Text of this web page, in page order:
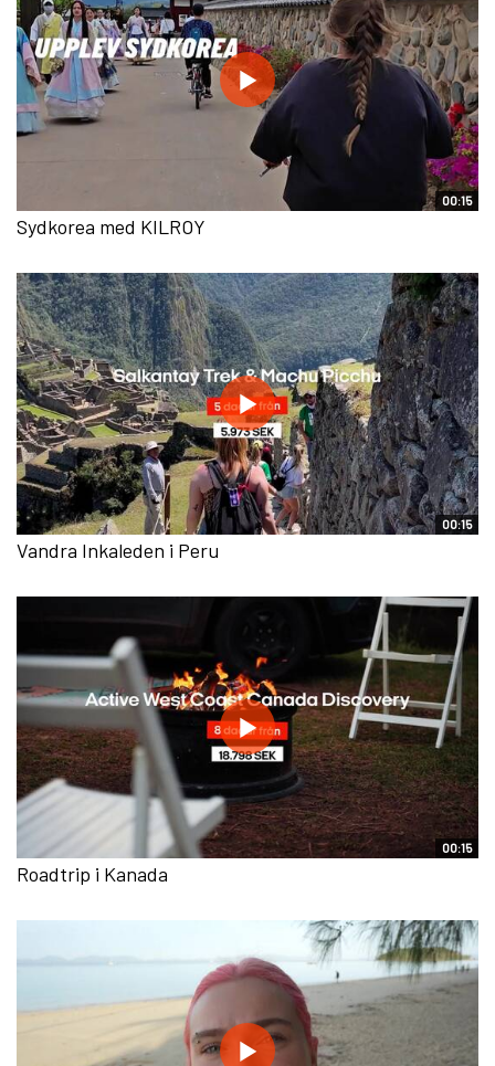
00:15
Sydkorea med KILROY
00:15
Vandra Inkaleden i Peru
00:15
Roadtrip i Kanada